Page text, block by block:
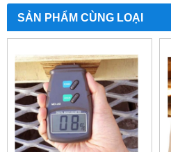
SẢN PHẨM CÙNG LOẠI